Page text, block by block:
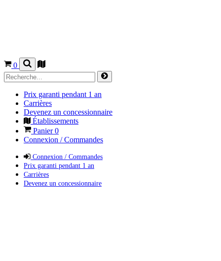
0
Prix garanti pendant 1 an
Carrières
Devenez un concessionnaire
Établissements
Panier0
Connexion / Commandes
Connexion / Commandes
Prix garanti pendant 1 an
Carrières
Devenez un concessionnaire